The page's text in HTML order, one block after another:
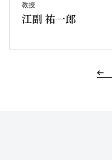
教授
江副 祐一郎